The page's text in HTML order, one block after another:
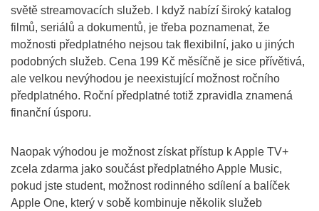
světě streamovacích služeb. I když nabízí široký katalog
filmů, seriálů a dokumentů, je třeba poznamenat, že
možnosti předplatného nejsou tak flexibilní, jako u jiných
podobných služeb. Cena 199 Kč měsíčně je sice přívětivá,
ale velkou nevýhodou je neexistující možnost ročního
předplatného. Roční předplatné totiž zpravidla znamená
finanční úsporu.
Naopak výhodou je možnost získat přístup k Apple TV+
zcela zdarma jako součást předplatného Apple Music,
pokud jste student, možnost rodinného sdílení a balíček
Apple One, který v sobě kombinuje několik služeb